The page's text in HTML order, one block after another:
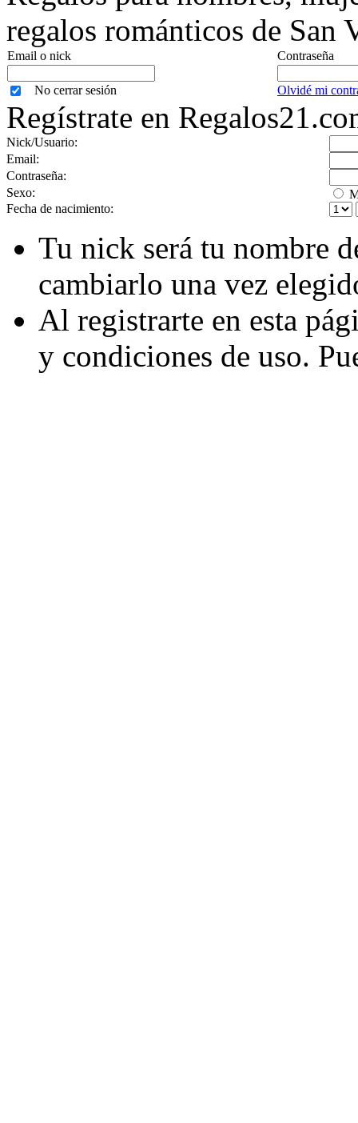
regalos románticos de San
Email o nick Contraseña
No cerrar sesión Olvidé mi
Regístrate en
Nick/Usuario:
Email:
Contraseña:
Sexo:
Fecha de nacimiento:
Tu nick será tu nombre
cambiarlo una vez
Al registrarte en esta
y condiciones de uso.